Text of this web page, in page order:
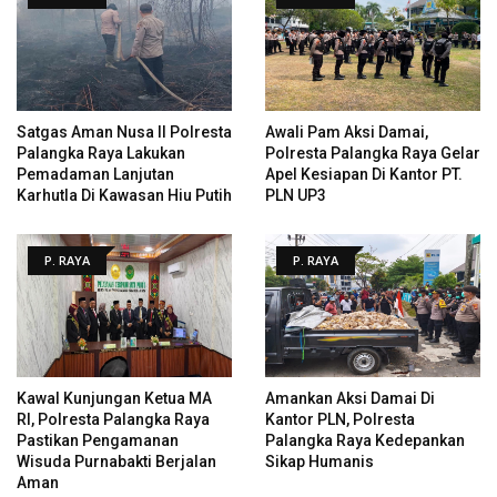
Satgas Aman Nusa II Polresta
Palangka Raya Lakukan
Pemadaman Lanjutan
Karhutla Di Kawasan Hiu Putih
Awali Pam Aksi Damai,
Polresta Palangka Raya Gelar
Apel Kesiapan Di Kantor PT.
PLN UP3
P. RAYA
Kawal Kunjungan Ketua MA
RI, Polresta Palangka Raya
Pastikan Pengamanan
Wisuda Purnabakti Berjalan
Aman
P. RAYA
Amankan Aksi Damai Di
Kantor PLN, Polresta
Palangka Raya Kedepankan
Sikap Humanis